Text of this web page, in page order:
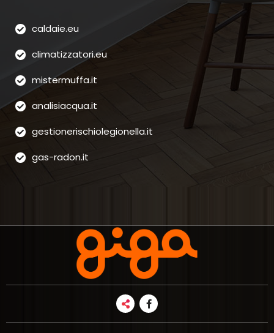
caldaie.eu
climatizzatori.eu
mistermuffa.it
analisiacqua.it
gestionerischiolegionella.it
gas-radon.it